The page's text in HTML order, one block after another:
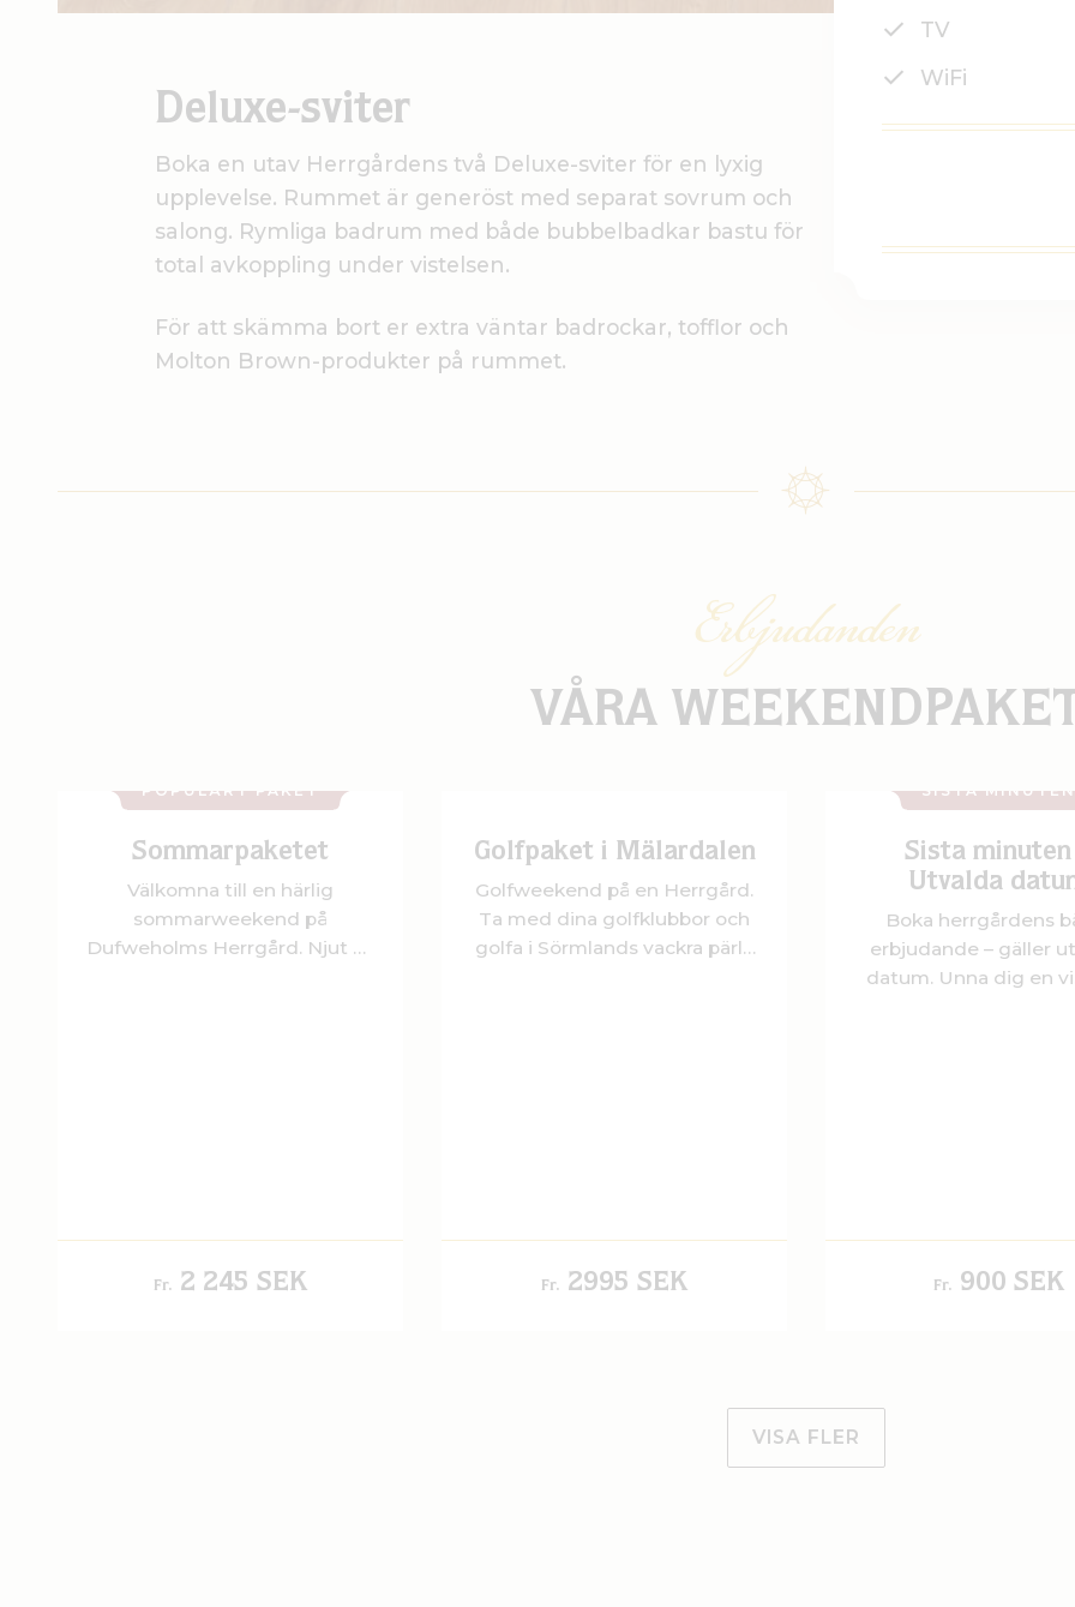
TV
WiFi
Deluxe-sviter
Boka en utav Herrgårdens två Deluxe-sviter för en lyxig
upplevelse. Rummet är generöst med separat sovrum och
salong. Rymliga badrum med både bubbelbadkar bastu för
total avkoppling under vistelsen.
För att skämma bort er extra väntar badrockar, tofflor och
Molton Brown-produkter på rummet.
Erbjudanden
VÅRA
POPULÄRT PAKET
Sommarpaketet
Välkomna till en härlig
sommarweekend på
Dufweholms Herrgård. Njut av
Fr. 2 245 SEK
Golfpaket i Mälardalen
Golfweekend på en Herrgård.
Ta med dina golfklubbor och
golfa i Sörmlands vackra pärla
Fr. 2995 SEK
SISTA MINUTEN
Sista minuten
Utvalda
Boka herrgårdens
erbjudande – gäller
datum. Unna dig en
Fr. 900 SEK
VISA FLER